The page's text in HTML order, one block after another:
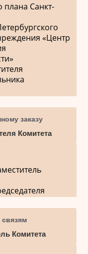
плана Санкт-
«Центр
заказу
Комитета
Комитета